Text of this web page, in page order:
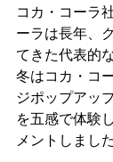
コカ・コーラ
ーラは長年、
てきた代表的
冬はコカ・コ
ジポップアッ
を五感で体験
メントしました